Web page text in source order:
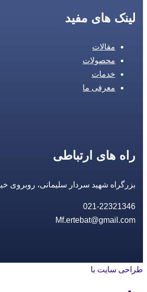
لینک های مفید
مقالات
محصولات
خدمات
معرفی ما
راه های ارتباطی
بزرگراه شهید سردار سلیمانی، روبروی خیابان کرمان،
021-22321346
Mf.ertebat@gmail.com
طراحی سایت با